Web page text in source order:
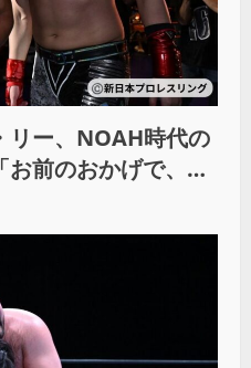
リー、NOAH時代の
前のおかげで、忘
」